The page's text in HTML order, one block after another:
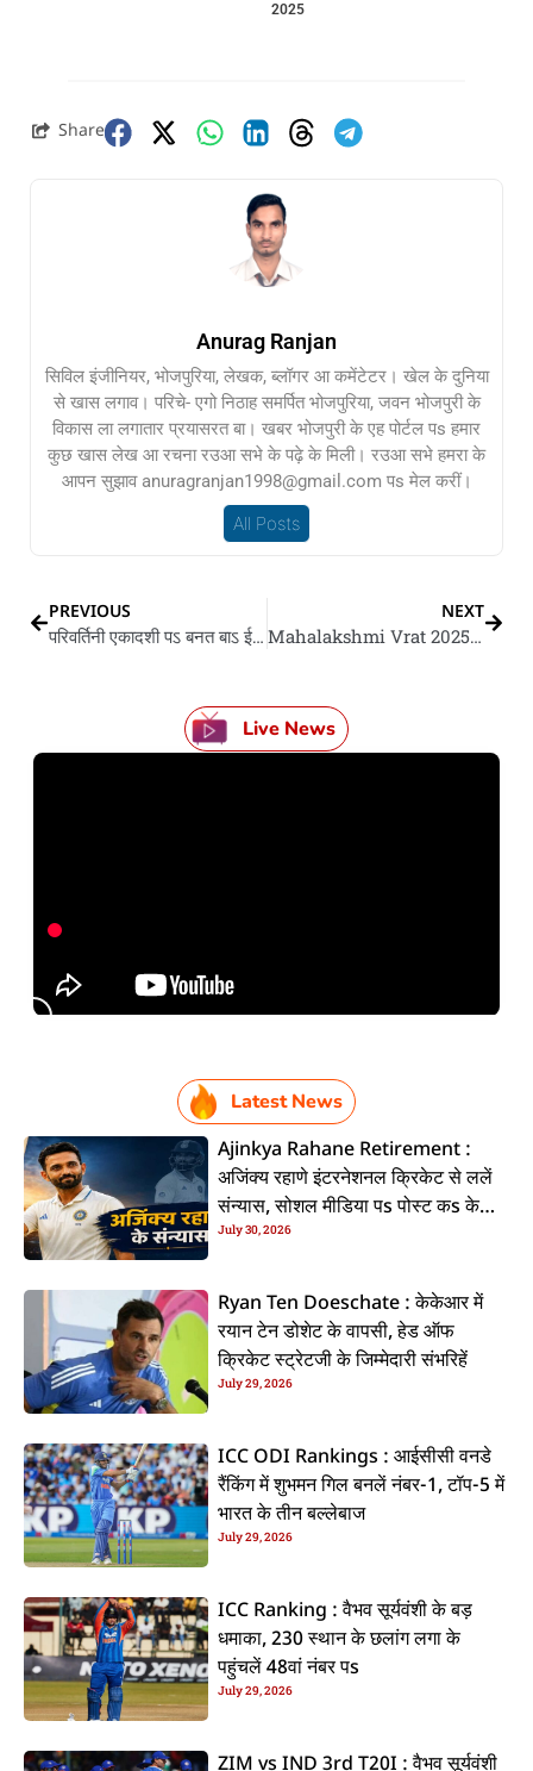
2025
Share
Anurag Ranjan
सिविल इंजीनियर, भोजपुरिया, लेखक, ब्लॉगर आ कमेंटेटर। खेल के दुनिया
से खास लगाव। परिचे- एगो निठाह समर्पित भोजपुरिया, जवन भोजपुरी के
विकास ला लगातार प्रयासरत बा। खबर भोजपुरी के एह पोर्टल पs हमार
कुछ खास लेख आ रचना रउआ सभे के पढ़े के मिली। रउआ सभे हमरा के
आपन सुझाव anuragranjan1998@gmail.com पs मेल करीं।
All Posts
PREVIOUS
परिवर्तिनी एकादशी पऽ बनत बाऽ ई योग, इहां पढीं आज के सुभ मुहूर्त
NEXT
Mahalakshmi Vrat 2025 : महालक्ष्मी व्रत के आखिरी सुक पs एह तरे करीं लक्ष्मी जी के प्रसन्न
Live News
Latest News
Ajinkya Rahane Retirement :
अजिंक्य रहाणे इंटरनेशनल क्रिकेट से ललें
संन्यास, सोशल मीडिया पs पोस्ट कs के
कइलें एलान
July 30, 2026
Ryan Ten Doeschate : केकेआर में
रयान टेन डोशेट के वापसी, हेड ऑफ
क्रिकेट स्ट्रेटजी के जिम्मेदारी संभरिहें
July 29, 2026
ICC ODI Rankings : आईसीसी वनडे
रैंकिंग में शुभमन गिल बनलें नंबर-1, टॉप-5 में
भारत के तीन बल्लेबाज
July 29, 2026
ICC Ranking : वैभव सूर्यवंशी के बड़
धमाका, 230 स्थान के छलांग लगा के
पहुंचलें 48वां नंबर पs
July 29, 2026
ZIM vs IND 3rd T20I : वैभव सूर्यवंशी